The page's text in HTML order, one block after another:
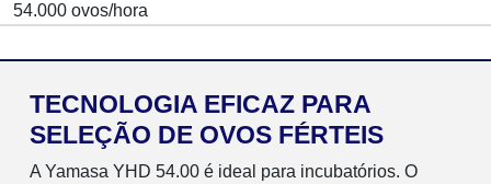
54.000 ovos/hora
TECNOLOGIA EFICAZ PARA
SELEÇÃO DE OVOS FÉRTEIS
A Yamasa YHD 54.00 é ideal para incubatórios. O